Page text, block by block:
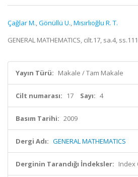
Çağlar M.,Gönüllü U.,Mısırlıoğlu R. T.
GENERAL MATHEMATICS, cilt.17, sa.4,
Yayın Türü: Makale / Tam Makale
Cilt numarası: 17 Sayı: 4
Basım Tarihi: 2009
Dergi Adı: GENERAL MATHEMATICS
Derginin Tarandığı İndeksler: Index